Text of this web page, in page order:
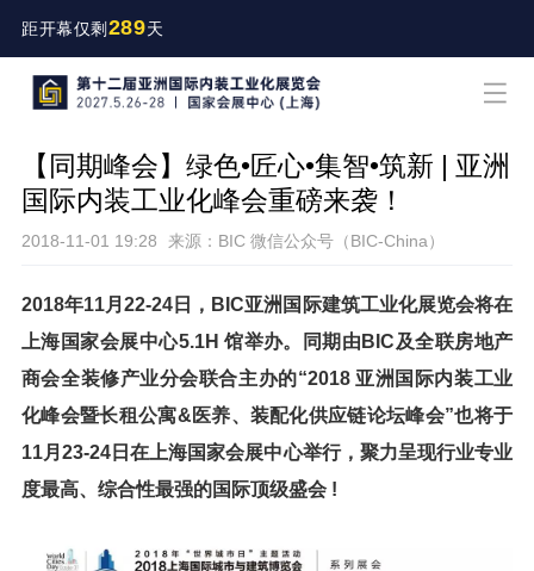
距开幕仅剩 289天
【同期峰会】绿色•匠心•集智•筑新 | 亚洲
国际内装工业化峰会重磅来袭！
2018-11-01 19:28 来源：BIC 微信公众号（BIC-China）
2018年11月22-24日，BIC亚洲国际建筑工业化展览会将在
上海国家会展中心5.1H 馆举办。同期由BIC及全联房地产
商会全装修产业分会联合主办的“2018 亚洲国际内装工业
化峰会暨长租公寓&医养、装配化供应链论坛峰会”也将于
11月23-24日在上海国家会展中心举行，聚力呈现行业专业
度最高、综合性最强的国际顶级盛会 !